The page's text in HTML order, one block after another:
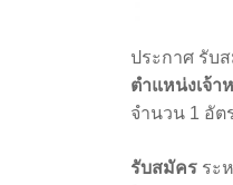
ประกาศ รับ
ตำแหน่งเจ้า
จำนวน 1 อัต
รับสมัคร ระ